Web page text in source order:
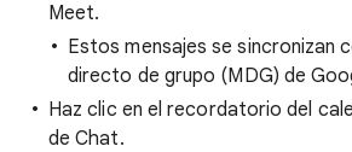
Meet.
Estos mensajes se sincronizan
directo de grupo (MDG) de
Haz clic en el recordatorio del
de Chat.